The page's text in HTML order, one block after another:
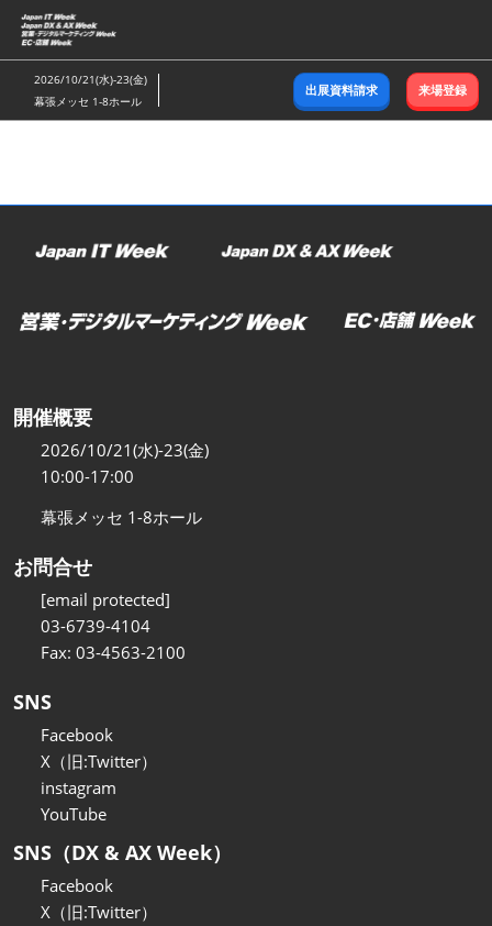
ス
キ
ッ
し
む
2026/10/21(水)-23(金)
幕張メッセ 1-8ホール
出展資料請求 来場登録
開催概要
2026/10/21(水)-23(金)
10:00-17:00
幕張メッセ 1-8ホール
お問合せ
[email protected]
03-6739-4104
Fax: 03-4563-2100
SNS
Facebook
X（旧:Twitter）
instagram
YouTube
SNS（DX & AX Week）
Facebook
X（旧:Twitter）